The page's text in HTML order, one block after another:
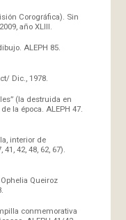
Corográfica). Sin
año XLIII.
ALEPH 85.
Dic., 1978.
(la destruida en
la época. ALEPH 47.
interior de
42, 48, 62, 67).
Queiroz
conmemorativa